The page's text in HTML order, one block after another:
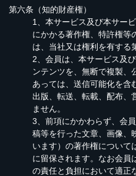
第六条（知的財産権）
1、本サービス及び本サー
にかかる著作権、特許権等
は、当社又は権利を有する
2、会員は、本サービス及
ンテンツを、無断で複製、
あっては、送信可能化を含
出版、転送、転載、配布、
ません。
3、前項にかかわらず、会
稿等を行った文章、画像、
います）の著作権について
に留保されます。なお会員
の責任と負担において適正